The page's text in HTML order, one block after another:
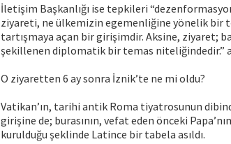
İletişim Başkanlığı ise tepkileri
ziyareti, ne ülkemizin egemenliğine yönelik bir
tartışmaya açan bir girişimdir. Aksine, ziyaret;
şekillenen diplomatik bir temas niteliğindedir.”
O ziyaretten 6 ay sonra İznik’te ne mi oldu?
Vatikan’ın, tarihi antik Roma tiyatrosunun
girişine de; burasının, vefat eden önceki
kurulduğu şeklinde Latince bir tabela asıldı.